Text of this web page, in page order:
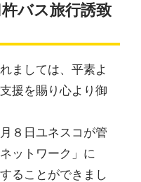
杵バス旅行誘致
ましては、平素よ
援を賜り心より御
８日ユネスコが管
ットワーク」に
ることができまし